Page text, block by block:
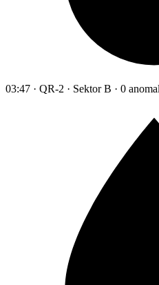
03:47 · QR-2 · Sektor B · 0